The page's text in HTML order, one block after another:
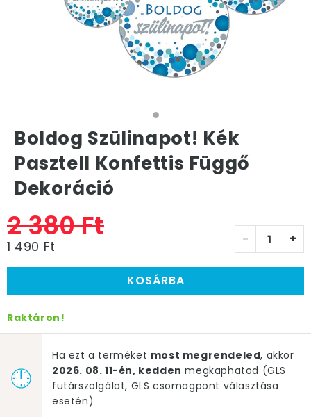
Boldog Szülinapot! Kék
Pasztell Konfettis Függő
Dekoráció
2 380 Ft
1 490 Ft - +
KOSÁRBA
Raktáron!
Ha ezt a terméket most megrendeled, akkor
2026. 08. 11-én, kedden megkaphatod (GLS
futárszolgálat, GLS csomagpont választása
esetén)